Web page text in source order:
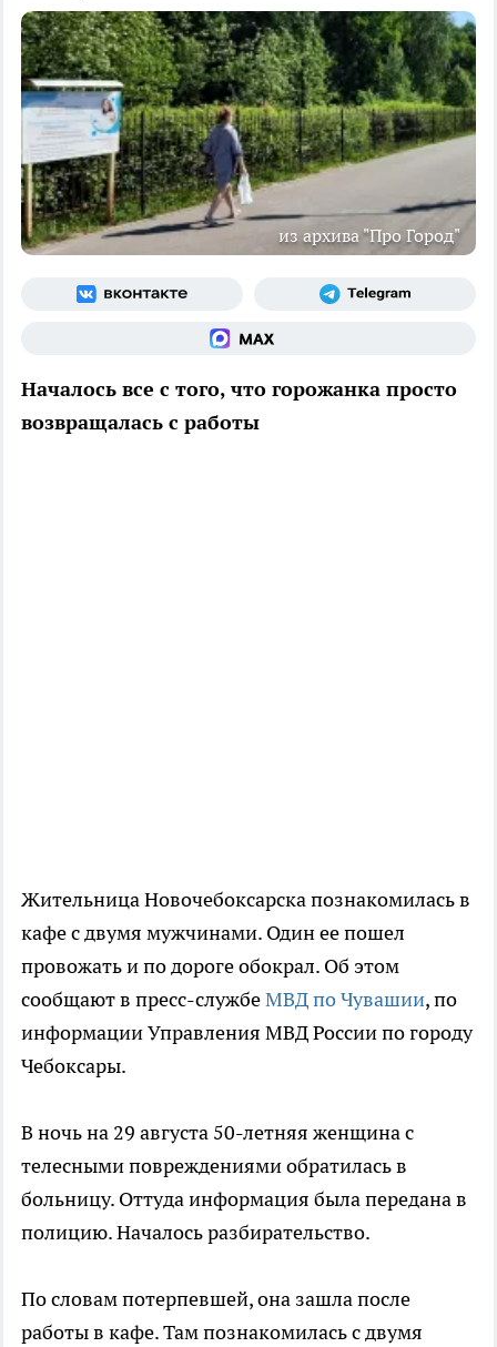
из архива "Про Город"
Началось все с того, что горожанка просто
возвращалась с работы
Жительница Новочебоксарска познакомилась в
кафе с двумя мужчинами. Один ее пошел
провожать и по дороге обокрал. Об этом
сообщают в пресс-службеМВД по Чувашии, по
информации Управления МВД России по городу
Чебоксары.
В ночь на 29 августа 50-летняя женщина с
телесными повреждениями обратилась в
больницу. Оттуда информация была передана в
полицию. Началось разбирательство.
По словам потерпевшей, она зашла после
работы в кафе. Там познакомилась с двумя